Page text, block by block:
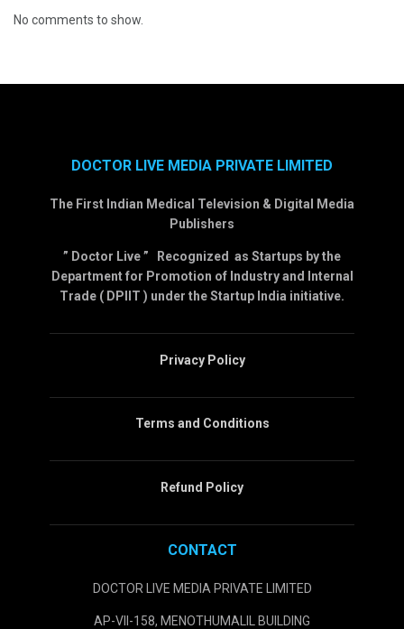
No comments to show.
DOCTOR LIVE MEDIA PRIVATE LIMITED
The First Indian Medical Television & Digital Media
Publishers
” Doctor Live ” Recognized as Startups by the
Department for Promotion of Industry and Internal
Trade ( DPIIT ) under the Startup India initiative.
Privacy Policy
Terms and Conditions
Refund Policy
CONTACT
DOCTOR LIVE MEDIA PRIVATE LIMITED
AP-VII-158, MENOTHUMALIL BUILDING